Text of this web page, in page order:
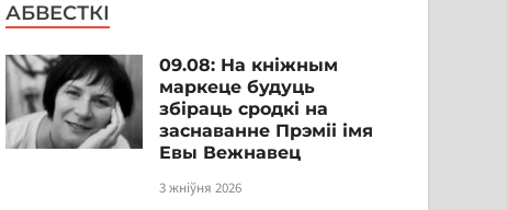
АБВЕСТКІ
09.08: На кніжным
маркеце будуць
збіраць сродкі на
заснаванне Прэміі імя
Евы Вежнавец
3 жніўня 2026